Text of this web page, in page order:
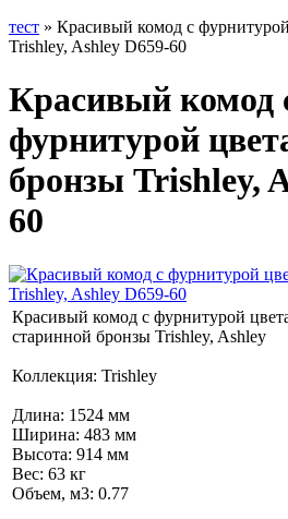
тест » Красивый комод с
Trishley, Ashley D659-60
Красивый комод
фурнитурой
бронзы Trishley,
60
Красивый комод с фурнитурой
старинной бронзы Trishley, Ashley
Коллекция: Trishley
Длина: 1524 мм
Ширина: 483 мм
Высота: 914 мм
Вес: 63 кг
Объем, м3: 0.77